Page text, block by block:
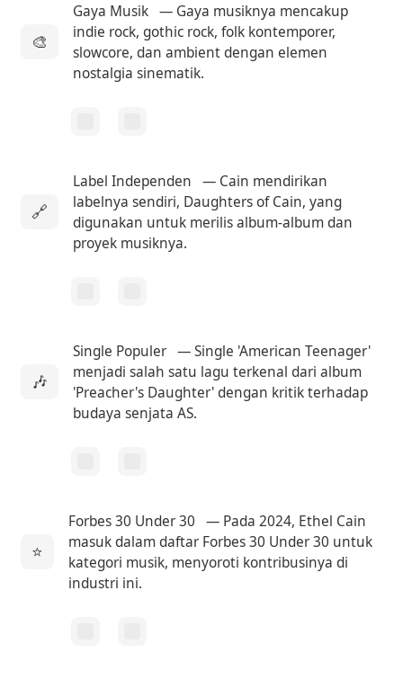
🎨
Gaya Musik — Gaya musiknya mencakup
indie rock, gothic rock, folk kontemporer,
slowcore, dan ambient dengan elemen
nostalgia sinematik.
🔗
Label Independen
— Cain mendirikan
labelnya sendiri, Daughters of Cain, yang
digunakan untuk merilis album-album dan
proyek musiknya.
🎶
Single Populer — Single 'American Teenager'
menjadi salah satu lagu terkenal dari album
'Preacher's Daughter' dengan kritik terhadap
budaya senjata AS.
⭐
Forbes 30 Under 30
— Pada 2024, Ethel Cain
masuk dalam daftar Forbes 30 Under 30 untuk
kategori musik, menyoroti kontribusinya di
industri ini.